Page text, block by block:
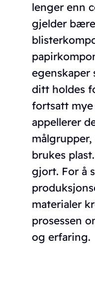
lenger enn
gjelder
egenskaper
ditt holdes
fortsatt
appellerer
brukes
gjort. For å
materialer
prosessen
og erfaring.